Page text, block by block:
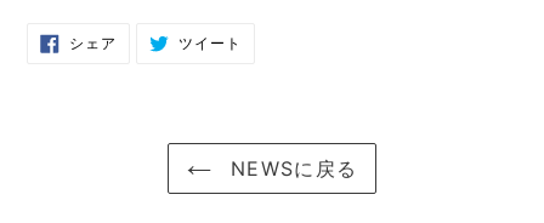
シェア FACEBOOKツイート
NEWSに戻る